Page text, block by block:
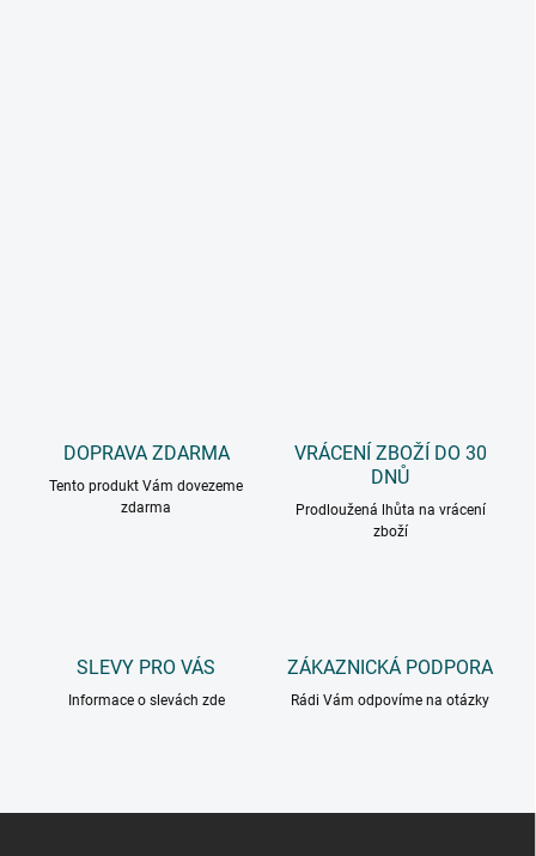
DOPRAVA ZDARMA
Tento produkt Vám dovezeme
zdarma
VRÁCENÍ ZBOŽÍ DO 30
DNŮ
Prodloužená lhůta na vrácení
zboží
SLEVY PRO VÁS
Informace o slevách zde
ZÁKAZNICKÁ PODPORA
Rádi Vám odpovíme na otázky